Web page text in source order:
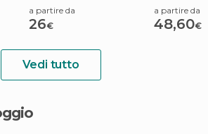
a partire da
26€
a partire da
48,60€
Vedi tutto